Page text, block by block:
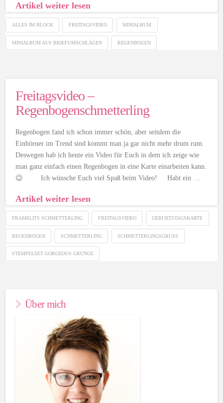
Artikel weiter lesen
ALLES IM BLOCK FREITAGSVIDEO MINIALBUM
MINIALBUM AUS BRIEFUMSCHLÄGEN REGENBOGEN
Freitagsvideo –
Regenbogenschmetterling
Regenbogen fand ich schon immer schön, aber seitdem die
Einhörner im Trend sind kommt man ja gar nicht mehr drum rum.
Deswegen hab ich heute ein Video für Euch in dem ich zeige wie
man ganz einfach einen Regenbogen in eine Karte einarbeiten kann.
😉 Ich wünsche Euch viel Spaß beim Video! Habt ein …
Artikel weiter lesen
FRAMELITS SCHMETTERLING FREITAGSVIDEO GEBURTSTAGSKARTE
REGENBOGEN SCHMETTERLING SCHMETTERLINGSGRUSS
STEMPELSET GORGEOUS GRUNGE
Über mich